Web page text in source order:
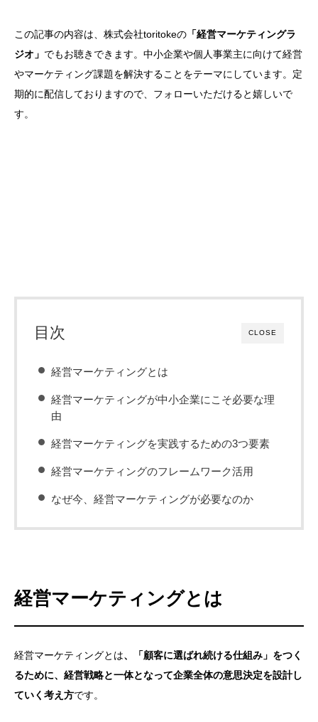
この記事の内容は、株式会社toritokeの 「経営マーケティングラ
ジオ」 でもお聴きできます。中小企業や個人事業主に向けて経営
やマーケティング課題を解決することをテーマにしています。定
期的に配信しておりますので、フォローいただけると嬉しいで
す。
CLOSE
目次
経営マーケティングとは
経営マーケティングが中小企業にこそ必要な理
由
経営マーケティングを実践するための3つ要素
経営マーケティングのフレームワーク活用
なぜ今、経営マーケティングが必要なのか
経営マーケティングとは
経営マーケティングとは、「顧客に選ばれ続ける仕組み」をつく
るために、経営戦略と一体となって企業全体の意思決定を設計し
ていく考え方です。